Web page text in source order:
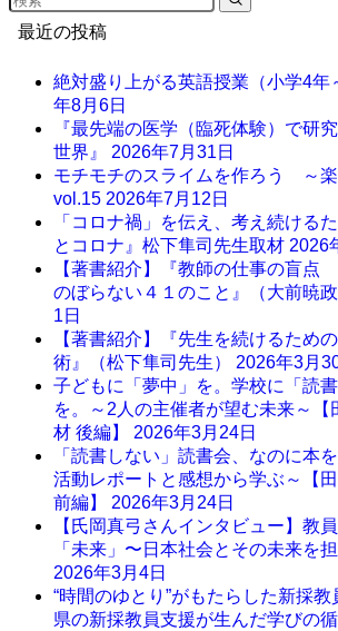
最近の投稿
絶対盛り上がる英語授業（小学4年
年8月6日
『最先端の医学（臨死体験）で研
世界』 2026年7月31日
モチモチのスライムを作ろう ～
vol.15 2026年7月12日
「コロナ禍」を伝え、考え続ける
とコロナ』松下隼司先生取材 2026
【著書紹介】『教師の仕事の盲点
のぼらない４１のこと』（大前暁政
1日
【著書紹介】『先生を続けるため
術』（松下隼司先生） 2026年3月
子どもに「夢中」を。学校に「読書
を。～2人の主催者が望む未来～【
材 後編】 2026年3月24日
「読書しない」読書会、なのに本
活動レポートと感想から学ぶ～【
前編】 2026年3月24日
【氏岡真弓さんインタビュー】教
「未来」〜日本社会とその未来を
2026年3月4日
“時間のゆとり”がもたらした新採
県の新採教員支援が生んだ学びの